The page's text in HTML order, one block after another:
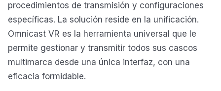
procedimientos de transmisión y configuraciones
específicas. La solución reside en la unificación.
Omnicast VR es la herramienta universal que le
permite gestionar y transmitir todos sus cascos
multimarca desde una única interfaz, con una
eficacia formidable.